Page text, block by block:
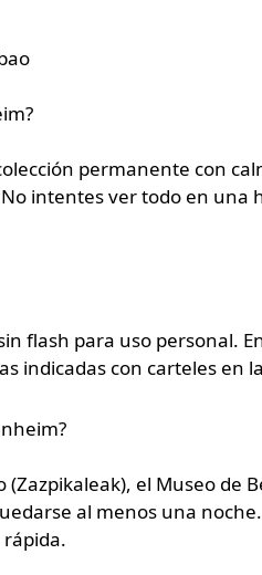
permanente con
intentes ver todo en una
flash para uso personal.
indicadas con carteles en
el Museo de
al menos una
rápida.